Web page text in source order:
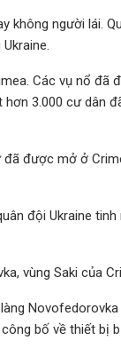
không người lái.
Các vụ nổ đã
3.000 cư dân
đã được mở ở
đội Ukraine tinh
vùng Saki của
bố về thiết bị